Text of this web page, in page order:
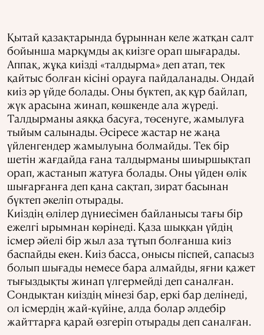
Қытай қазақтарында бұрыннан келе жатқан салт
бойынша марқұмды ақ киізге орап шығарады.
Аппақ, жұқа киізді «талдырма» деп атап, тек
қайтыс болған кісіні орауға пайдаланады. Ондай
киіз әр үйде болады. Оны бүктеп, ақ құр байлап,
жүк арасына жинап, көшкенде ала жүреді.
Талдырманы аяққа басуға, төсенуге, жамылуға
тыйым салынады. Әсіресе жастар не жаңа
үйленгендер жамылуына болмайды. Тек бір
шетін жағдайда ғана талдырманы шиыршықтап
орап, жастанып жатуға болады. Оны үйден өлік
шығарғанға деп қана сақтап, зират басынан
бүктеп әкеліп отырады.
Киіздің өлілер дүниесімен байланысы тағы бір
ежелгі ырымнан көрінеді. Қаза шыққан үйдің
ісмер әйелі бір жыл аза тұтып болғанша киіз
баспайды екен. Киіз басса, онысы піспей, сапасыз
болып шығады немесе бара алмайды, яғни қажет
тығыздықты жинап үлгермейді деп саналған.
Сондықтан киіздің мінезі бар, еркі бар делінеді,
ол ісмердің жай-күйіне, алда болар әлдебір
жайттарға қарай өзгеріп отырады деп саналған.